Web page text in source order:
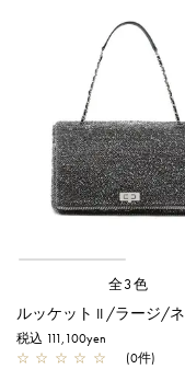
全3色
税込 111,100yen
☆ ☆ ☆ ☆ ☆ (0件)